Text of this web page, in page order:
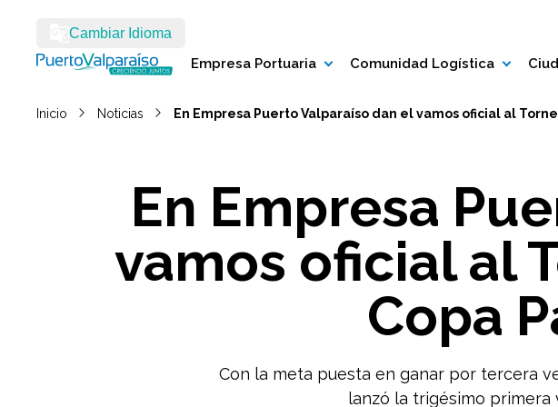
Cambiar Idioma
Empresa Portuaria Comunidad Logística
Inicio Noticias En Empresa Puerto Valparaíso dan el vamos oficial al
En Empresa
vamos oficial al
Copa
Con la meta puesta en ganar por tercera
lanzó la trigésimo